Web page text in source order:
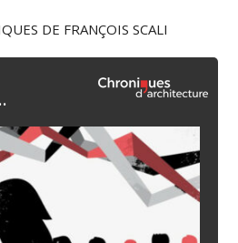
DE FRANÇOIS SCALI